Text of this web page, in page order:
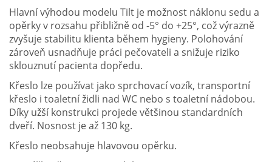
Hlavní výhodou modelu Tilt je možnost náklonu sedu a
opěrky v rozsahu přibližně od -5° do +25°, což výrazně
zvyšuje stabilitu klienta během hygieny. Polohování
zároveň usnadňuje práci pečovateli a snižuje riziko
sklouznutí pacienta dopředu.
Křeslo lze používat jako sprchovací vozík, transportní
křeslo i toaletní židli nad WC nebo s toaletní nádobou.
Díky užší konstrukci projede většinou standardních
dveří. Nosnost je až 130 kg.
Křeslo neobsahuje hlavovou opěrku.